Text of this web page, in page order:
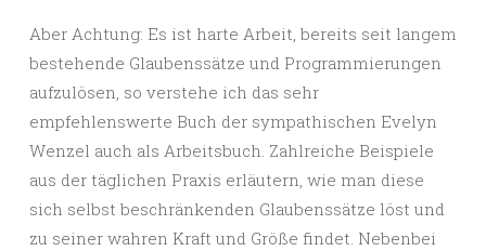
Aber Achtung: Es ist harte Arbeit, bereits seit langem
bestehende Glaubenssätze und Programmierungen
aufzulösen, so verstehe ich das sehr
empfehlenswerte Buch der sympathischen Evelyn
Wenzel auch als Arbeitsbuch. Zahlreiche Beispiele
aus der täglichen Praxis erläutern, wie man diese
sich selbst beschränkenden Glaubenssätze löst und
zu seiner wahren Kraft und Größe findet. Nebenbei